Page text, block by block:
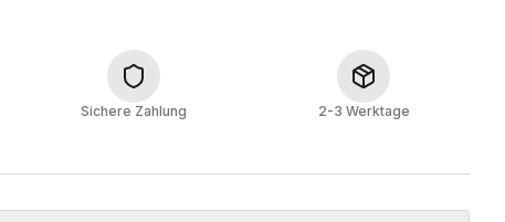
Sichere Zahlung 2-3 Werktage